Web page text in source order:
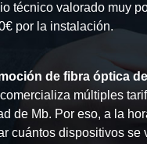
técnico valorado muy
por la instalación.
de fibra óptica
múltiples
de Mb. Por eso, a la
cuántos dispositivos se